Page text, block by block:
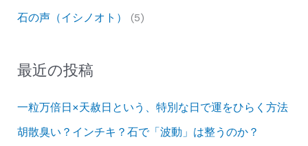
石の声（イシノオト）
(5)
最近の投稿
一粒万倍日×天赦日という、特別な日で運をひらく方法
胡散臭い？インチキ？石で「波動」は整うのか？